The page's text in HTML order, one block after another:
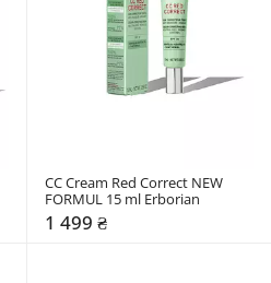
CC Cream Red Correct NEW
FORMUL 15 ml Erborian
1 499 ₴